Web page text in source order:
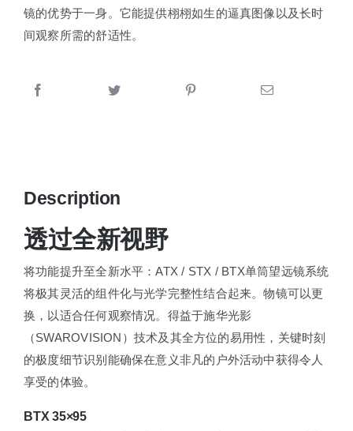
镜的优势于一身。它能提供栩栩如生的逼真图像以及长时
间观察所需的舒适性。
Description
透过全新视野
将功能提升至全新水平：ATX / STX / BTX单筒望远镜系统
将极其灵活的组件化与光学完整性结合起来。物镜可以更
换，以适合任何观察情况。得益于施华光影
（SWAROVISION）技术及其全方位的易用性，关键时刻
的极度细节识别能确保在意义非凡的户外活动中获得令人
享受的体验。
BTX 35×95